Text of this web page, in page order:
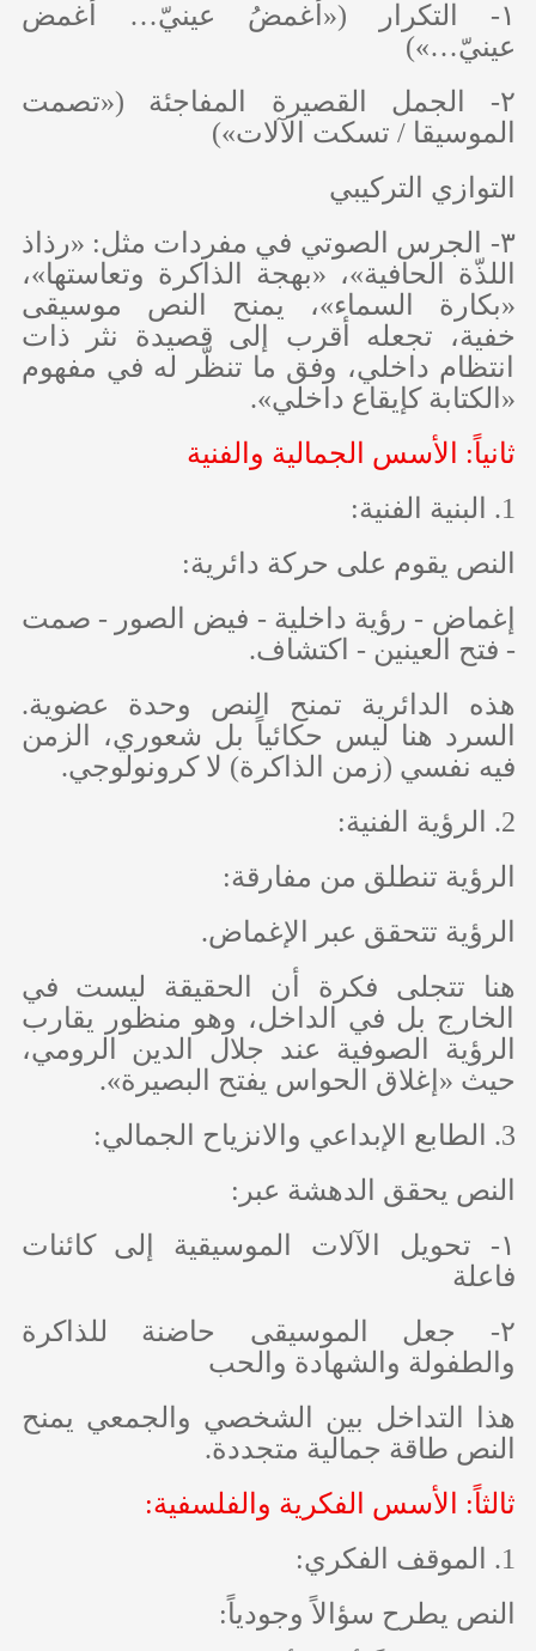
١- التكرار («أغمضُ عينيّ… أغمض
عينيّ…»)
٢- الجمل القصيرة المفاجئة («تصمت
الموسيقا / تسكت الآلات»)
التوازي التركيبي
٣- الجرس الصوتي في مفردات مثل: «رذاذ
اللذّة الحافية»، «بهجة الذاكرة وتعاستها»،
«بكارة السماء»، يمنح النص موسيقى
خفية، تجعله أقرب إلى قصيدة نثر ذات
انتظام داخلي، وفق ما تنظّر له في مفهوم
«الكتابة كإيقاع داخلي».
ثانياً: الأسس الجمالية والفنية
1. البنية الفنية:
النص يقوم على حركة دائرية:
إغماض - رؤية داخلية - فيض الصور - صمت
- فتح العينين - اكتشاف.
هذه الدائرية تمنح النص وحدة عضوية.
السرد هنا ليس حكائياً بل شعوري، الزمن
فيه نفسي (زمن الذاكرة) لا كرونولوجي.
2. الرؤية الفنية:
الرؤية تنطلق من مفارقة:
الرؤية تتحقق عبر الإغماض.
هنا تتجلى فكرة أن الحقيقة ليست في
الخارج بل في الداخل، وهو منظور يقارب
الرؤية الصوفية عند جلال الدين الرومي،
حيث «إغلاق الحواس يفتح البصيرة».
3. الطابع الإبداعي والانزياح الجمالي:
النص يحقق الدهشة عبر:
١- تحويل الآلات الموسيقية إلى كائنات
فاعلة
٢- جعل الموسيقى حاضنة للذاكرة
والطفولة والشهادة والحب
هذا التداخل بين الشخصي والجمعي يمنح
النص طاقة جمالية متجددة.
ثالثاً: الأسس الفكرية والفلسفية:
1. الموقف الفكري:
النص يطرح سؤالاً وجودياً: